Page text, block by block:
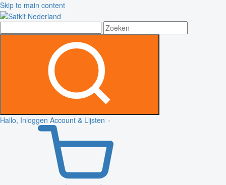
Skip to main content
Hallo, Inloggen Account & Lijsten